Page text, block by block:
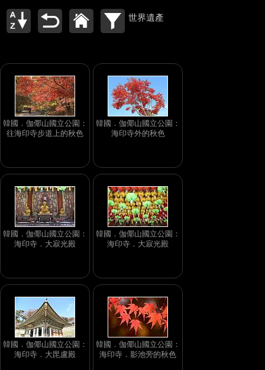
世界遺產
韓國．伽倻山國立公園：
往海印寺步道上的秋色
韓國．伽倻山國立公園：
海印寺外的秋色
韓國．伽倻山國立公園：
海印寺．大寂光殿
韓國．伽倻山國立公園：
海印寺．大寂光殿
韓國．伽倻山國立公園：
海印寺．大毘盧殿
韓國．伽倻山國立公園：
海印寺．影池旁的秋色